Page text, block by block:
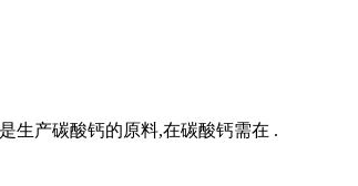
生产碳酸钙的原料,在碳酸钙需在 .